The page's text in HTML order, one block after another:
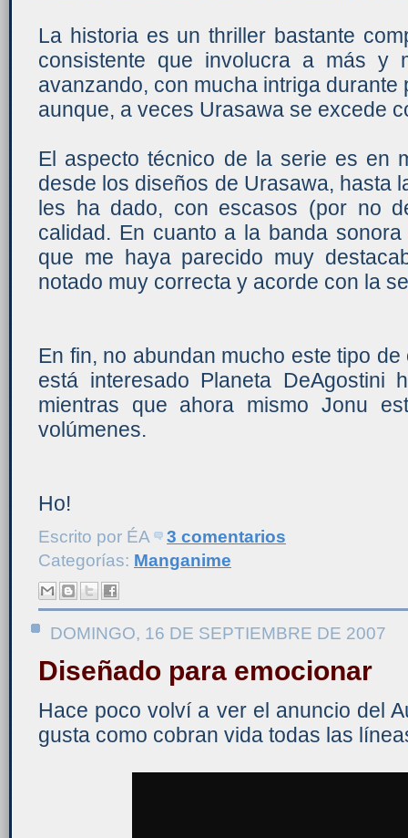
La historia es un thriller bastante
consistente que involucra a más y
avanzando, con mucha intriga durante
aunque, a veces Urasawa se excede
El aspecto técnico de la serie es en
desde los diseños de Urasawa, hasta
les ha dado, con escasos (por no
calidad. En cuanto a la banda
que me haya parecido muy
notado muy correcta y acorde con la
En fin, no abundan mucho este tipo
está interesado Planeta DeAgostini
mientras que ahora mismo Jonu
volúmenes.
Ho!
Escrito por ÉA
3 comentarios
Categorías: Manganime
DOMINGO, 16 DE SEPTIEMBRE DE 2007
Diseñado para emocionar
Hace poco volví a ver el anuncio del
gusta como cobran vida todas las